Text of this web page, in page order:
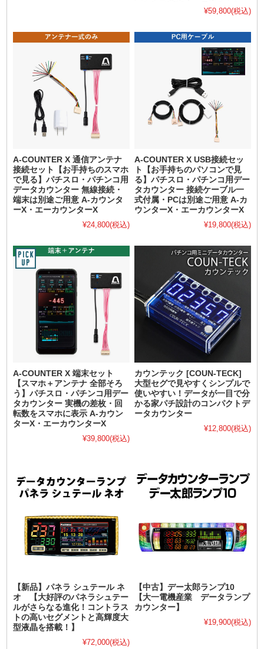
¥59,800(税込)
A-COUNTER X 通信アンテナ
接続セット【お手持ちのスマホ
で見る】パチスロ・パチンコ用
データカウンター 無線接続・
端末は別途ご用意 A-カウンタ
ーX・エーカウンターX
¥24,800(税込)
A-COUNTER X USB接続セッ
ト【お手持ちのパソコンで見
る】パチスロ・パチンコ用デー
タカウンター 接続ケーブル一
式付属・PCは別途ご用意 A-カ
ウンターX・エーカウンターX
¥19,800(税込)
A-COUNTER X 端末セット
【スマホ＋アンテナ 全部そろ
う】パチスロ・パチンコ用デー
タカウンター 実機の差枚・回
転数をスマホに表示 A-カウン
ターX・エーカウンターX
¥39,800(税込)
カウンテック [COUN-TECK]
大型セグで見やすくシンプルで
使いやすい！データが一目で分
かる家パチ設計のコンパクトデ
ータカウンター
¥12,800(税込)
【新品】パネラ シュテール ネ
オ 【大好評のパネラシュテー
ルがさらなる進化！コントラス
トの高いセグメントと高輝度大
型液晶を搭載！】
¥72,000(税込)
【中古】デー太郎ランプ10
【大一電機産業 データランプ
カウンター】
¥19,900(税込)